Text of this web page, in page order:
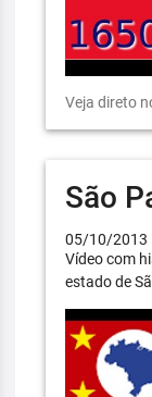
Veja direto
São
05/10/2013
Vídeo com
estado de